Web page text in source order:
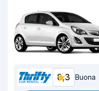
8,3 Buona